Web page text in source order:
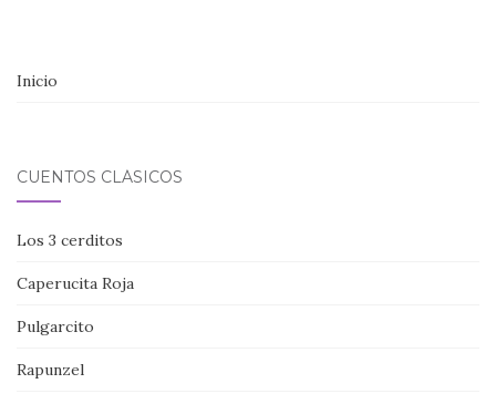
Inicio
CUENTOS CLÁSICOS
Los 3 cerditos
Caperucita Roja
Pulgarcito
Rapunzel